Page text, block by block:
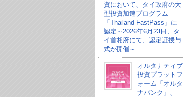
資において、タイ政府の大
型投資加速プログラム
「Thailand FastPass」に
認定～2026年6月23日、タ
イ首相府にて、認定証授与
式が開催～
オルタナティブ
投資プラットフ
ォーム「オルタ
ナバンク」、